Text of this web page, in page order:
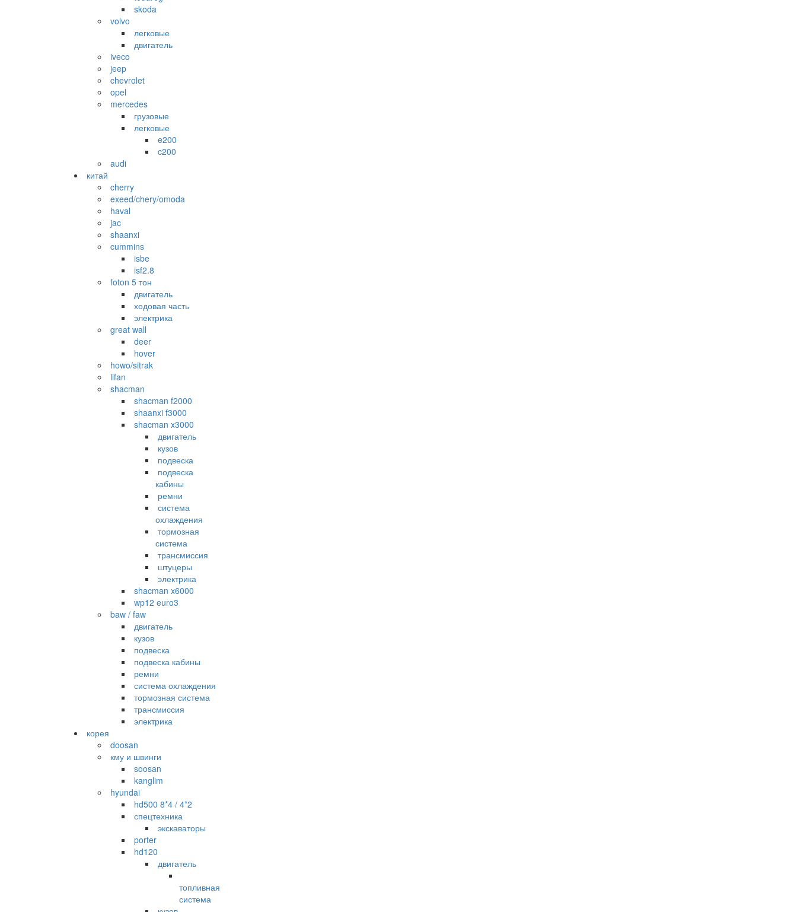
skoda
volvo
легковые
двигатель
iveco
jeep
chevrolet
opel
mercedes
грузовые
легковые
e200
c200
audi
китай
cherry
exeed/chery/omoda
haval
jac
shaanxi
cummins
isbe
isf2.8
foton 5 тон
двигатель
ходовая часть
электрика
great wall
deer
hover
howo/sitrak
lifan
shacman
shacman f2000
shaanxi f3000
shacman x3000
двигатель
кузов
подвеска
подвеска
кабины
ремни
система
охлаждения
тормозная
система
трансмиссия
штуцеры
электрика
shacman x6000
wp12 euro3
baw / faw
двигатель
кузов
подвеска
подвеска кабины
ремни
система охлаждения
тормозная система
трансмиссия
электрика
корея
doosan
кму и швинги
soosan
kanglim
hyundai
hd500 8*4 / 4*2
спецтехника
экскаваторы
porter
hd120
двигатель
топливная
система